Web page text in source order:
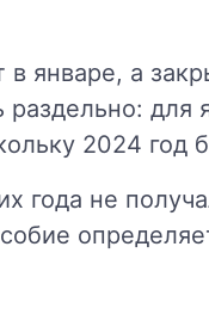
январе, а
раздельно:
2024 год
года не